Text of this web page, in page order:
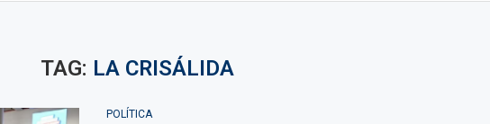
TAG: LA CRISÁLIDA
POLÍTICA